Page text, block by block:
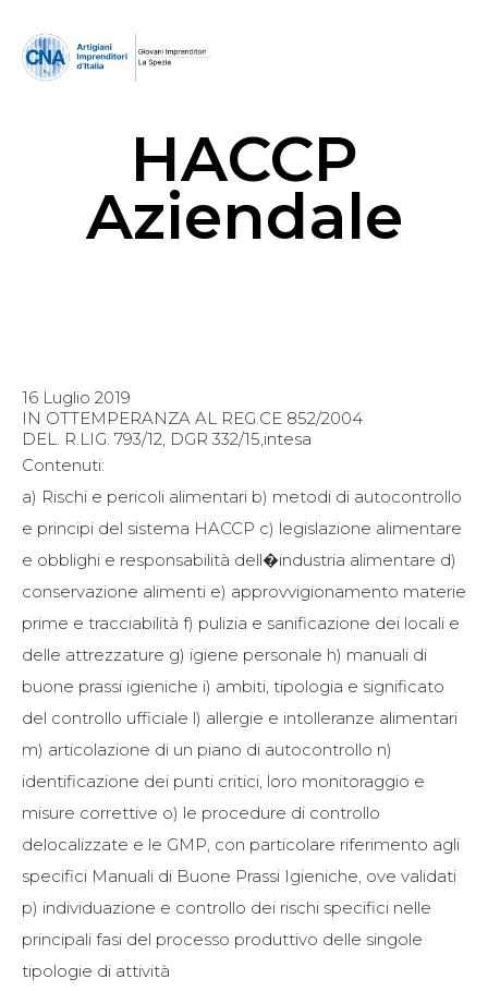
HACCP
Aziendale
16 Luglio 2019
IN OTTEMPERANZA AL REG.CE 852/2004
DEL. R.LIG. 793/12, DGR 332/15,intesa
Contenuti:
a) Rischi e pericoli alimentari b) metodi di autocontrollo
e principi del sistema HACCP c) legislazione alimentare
e obblighi e responsabilità dell�industria alimentare d)
conservazione alimenti e) approvvigionamento materie
prime e tracciabilità f) pulizia e sanificazione dei locali e
delle attrezzature g) igiene personale h) manuali di
buone prassi igieniche i) ambiti, tipologia e significato
del controllo ufficiale l) allergie e intolleranze alimentari
m) articolazione di un piano di autocontrollo n)
identificazione dei punti critici, loro monitoraggio e
misure correttive o) le procedure di controllo
delocalizzate e le GMP, con particolare riferimento agli
specifici Manuali di Buone Prassi Igieniche, ove validati
p) individuazione e controllo dei rischi specifici nelle
principali fasi del processo produttivo delle singole
tipologie di attività